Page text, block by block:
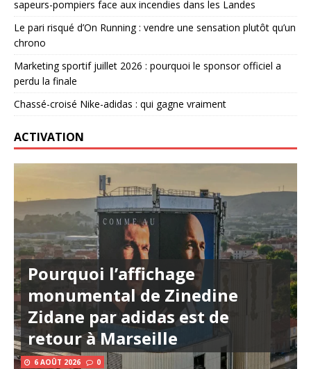
sapeurs-pompiers face aux incendies dans les Landes
Le pari risqué d’On Running : vendre une sensation plutôt qu’un
chrono
Marketing sportif juillet 2026 : pourquoi le sponsor officiel a
perdu la finale
Chassé-croisé Nike-adidas : qui gagne vraiment
ACTIVATION
Pourquoi l’affichage
monumental de Zinedine
Zidane par adidas est de
retour à Marseille
6 AOÛT 2026 0